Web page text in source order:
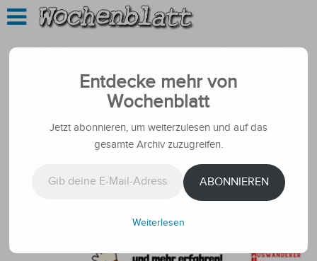
Entdecke mehr von
Wochenblatt
Jetzt abonnieren, um weiterzulesen und auf das
gesamte Archiv zuzugreifen.
ABONNIEREN
Weiterlesen